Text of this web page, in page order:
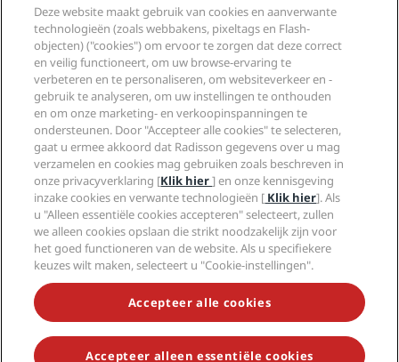
Radisson Hotels-app
Sports Approved-hotels
Gezinsvriendelijk hotels
Gezondheid en veiligheid
Radisson Hotel Group
Media
Vacatures RHG
Vacatures PPHE
Vacatures EHL
The Club by RHG
Hotelontwikkeling
Duurzaam ondernemen
Inkoop
Juridisch
Privacycentrum
Juridische kennisgeving
Algemene voorwaarden voor Radisson Rewards
Gebruikersovereenkomst site
Digitale toegankelijkheid
Verklaring inzake moderne slavernij
Help
Waarschuwingen voor consumenten
Contactgegevens
Veelgestelde vragen
Sitemap
Social media
Radisson Hotels Brands
MIS NOOIT MEER ONZE POPULAIRSTE AANBIEDINGEN
Deze website maakt gebruik van cookies en aanverwante
technologieën (zoals webbakens, pixeltags en Flash-
objecten) ("cookies") om ervoor te zorgen dat deze correct
en veilig functioneert, om uw browse-ervaring te
verbeteren en te personaliseren, om websiteverkeer en -
gebruik te analyseren, om uw instellingen te onthouden
en om onze marketing- en verkoopinspanningen te
ondersteunen. Door "Accepteer alle cookies" te selecteren,
gaat u ermee akkoord dat Radisson gegevens over u mag
verzamelen en cookies mag gebruiken zoals beschreven in
onze privacyverklaring [Klik hier] en onze kennisgeving
inzake cookies en verwante technologieën [ Klik hier]. Als
u "Alleen essentiële cookies accepteren" selecteert, zullen
we alleen cookies opslaan die strikt noodzakelijk zijn voor
het goed functioneren van de website. Als u specifiekere
keuzes wilt maken, selecteert u "Cookie-instellingen".
Accepteer alle cookies
Accepteer alleen essentiële cookies